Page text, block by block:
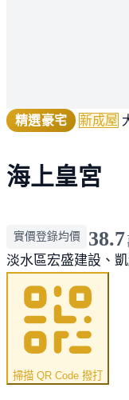
精選豪宅 新成屋
海上皇宮
實價登錄均價 38.7
淡水區宏盛建設、
掃描 QR Code 撥打